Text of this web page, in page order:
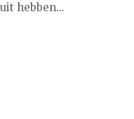
hebben...